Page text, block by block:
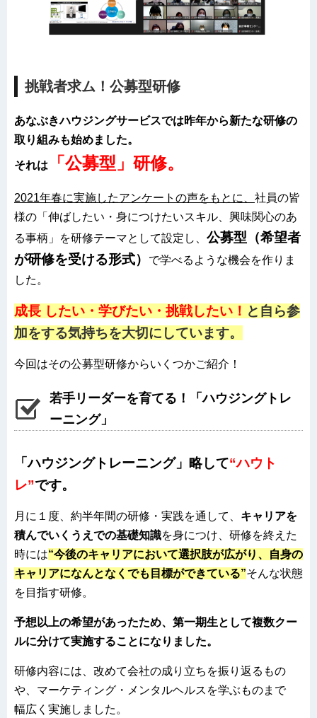
挑戦者求ム！公募型研修
あなぶきハウジングサービスでは昨年から新たな研修の
取り組みも始めました。
それは 「公募型」研修。
2021年春に実施したアンケートの声をもとに、 社員の皆
様の「伸ばしたい・身につけたいスキル、興味関心のあ
る事柄」を研修テーマとして設定し、 公募型（希望者
が研修を受ける形式）
で学べるような機会を作りま
した。
成長 したい・学びたい・挑戦したい！ と自ら参
加をする気持ちを大切にしています。
今回はその公募型研修からいくつかご紹介！
若手リーダーを育てる！「ハウジングトレ
ーニング」
「ハウジングトレーニング」略して“ハウト
レ”です。
月に１度、約半年間の研修・実践を通して、 キャリアを
積んでいくうえでの基礎知識を身につけ、研修を終えた
時には“今後のキャリアにおいて選択肢が広がり、自身の
キャリアになんとなくでも目標ができている”そんな状態
を目指す研修。
予想以上の希望があったため、第一期生として複数クー
ルに分けて実施することになりました。
研修内容には、改めて会社の成り立ちを振り返るもの
や、マーケティング・メンタルヘルスを学ぶものまで
幅広く実施しました。